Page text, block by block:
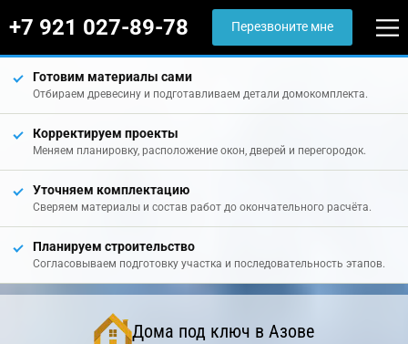
+7 921 027-89-78 Перезвоните мне
Готовим материалы сами
Отбираем древесину и подготавливаем детали домокомплекта.
Корректируем проекты
Меняем планировку, расположение окон, дверей и перегородок.
Уточняем комплектацию
Сверяем материалы и состав работ до окончательного расчёта.
Планируем строительство
Согласовываем подготовку участка и последовательность этапов.
Дома под ключ в Азове